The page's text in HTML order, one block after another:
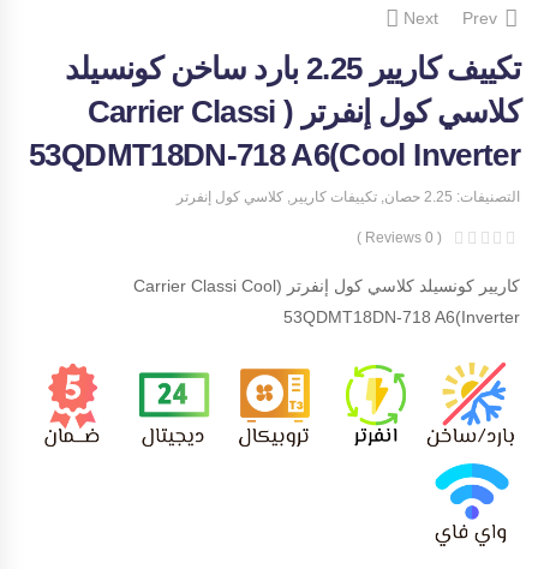
Next
تكييف كاريير 2.25 بارد ساخن كونسيلد
كلاسي كول إنفرتر ( Carrier Classi
Cool Inverter)53QDMT18DN-718 A6
التصنيفات: 2.25 حصان , تكييفات كاريير , كلاسي كول إنفرتر
( 0 Reviews )
كاريير كونسيلد كلاسي كول إنفرتر (Carrier Classi Cool
Inverter)53QDMT18DN-718 A6